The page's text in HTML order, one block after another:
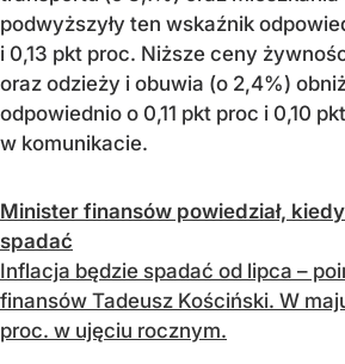
podwyższyły ten wskaźnik
i 0,13 pkt proc. Niższe ceny
oraz odzieży i obuwia (o 2,4%)
odpowiednio o 0,11 pkt proc i 0,10
w komunikacie.
Minister finansów powiedział,
spadać
Inflacja będzie spadać od lipca –
finansów Tadeusz Kościński. W
proc. w ujęciu rocznym.